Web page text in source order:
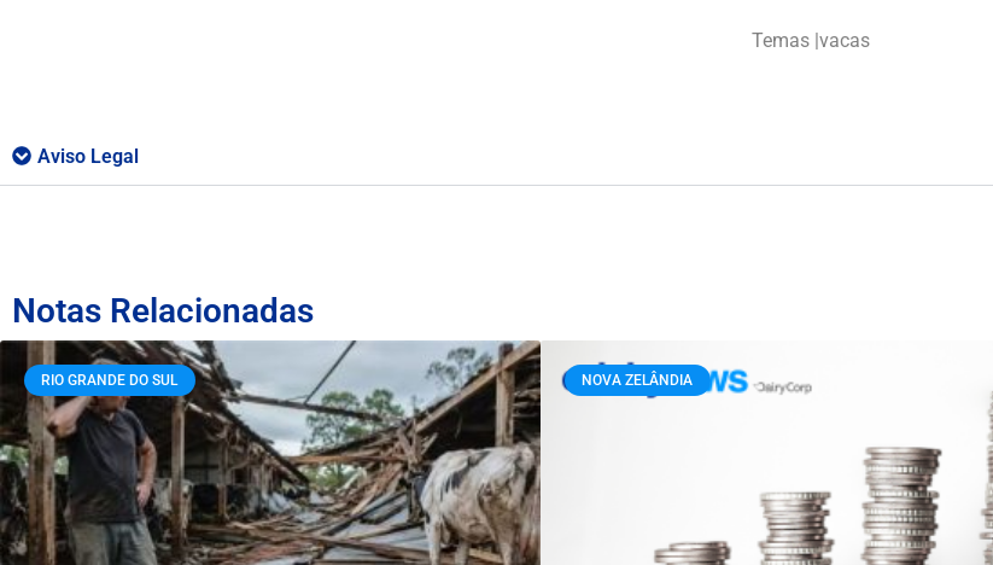
Temas |vacas
Aviso Legal
Notas Relacionadas
RIO GRANDE DO SUL NOVA ZELÂNDIA